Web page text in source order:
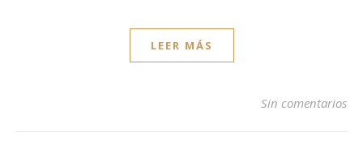
LEER MÁS
Sin comentarios